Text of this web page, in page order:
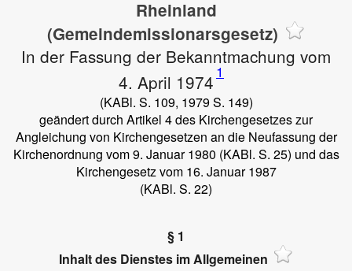
Rheinland
(Gemeindemissionarsgesetz)
In der Fassung der Bekanntmachung vom
4. April 1974 1
(KABl. S. 109, 1979 S. 149)
geändert durch Artikel 4 des Kirchengesetzes zur
Angleichung von Kirchengesetzen an die Neufassung der
Kirchenordnung vom 9. Januar 1980 (KABl. S. 25) und das
Kirchengesetz vom 16. Januar 1987
(KABl. S. 22)
§ 1
Inhalt des Dienstes im Allgemeinen